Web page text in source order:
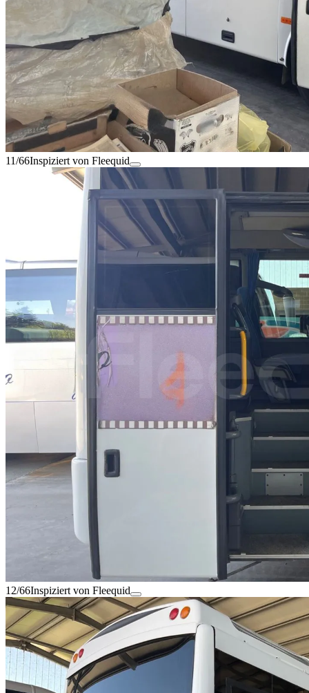
11/66Inspiziert von Fleequid
12/66Inspiziert von Fleequid